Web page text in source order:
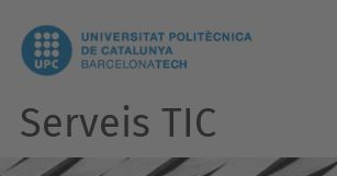
Serveis TIC